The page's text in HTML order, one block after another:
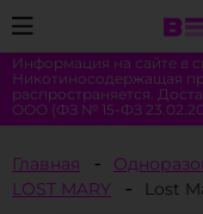
Информация на сайте в
Никотиносодержащая
распространяется.
ООО (ФЗ № 15-ФЗ
Главная
LOST MARY
Lost